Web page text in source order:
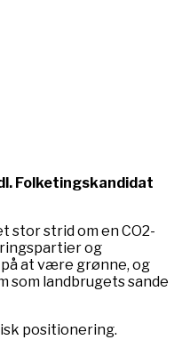
Folketingskandidat
stor strid om en CO2-
og
at være grønne, og
som landbrugets sande
positionering.